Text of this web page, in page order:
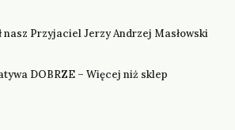
nasz Przyjaciel Jerzy Andrzej Masłowski
DOBRZE – Więcej niż sklep